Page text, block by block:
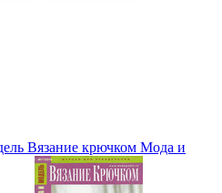
Вязание крючком Мода и